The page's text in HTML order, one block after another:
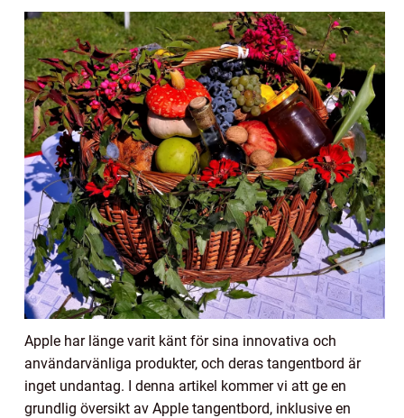
Apple har länge varit känt för sina innovativa och
användarvänliga produkter, och deras tangentbord är
inget undantag. I denna artikel kommer vi att ge en
grundlig översikt av Apple tangentbord, inklusive en